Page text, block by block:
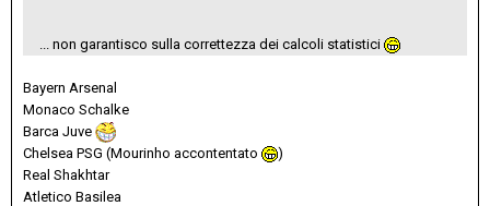
... non garantisco sulla correttezza dei calcoli statistici
Bayern Arsenal
Monaco Schalke
Barca Juve
Chelsea PSG (Mourinho accontentato
)
Real Shakhtar
Atletico Basilea